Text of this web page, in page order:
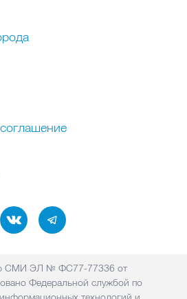
СМИ ЭЛ № ФС77-77336 от
Федеральной службой по